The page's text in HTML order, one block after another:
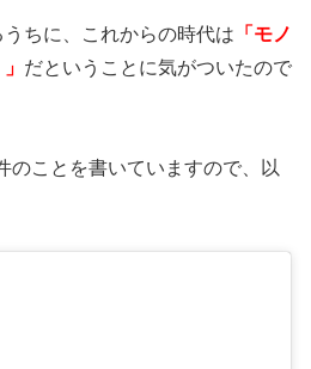
ちに、これからの時代は 「モノ
だということに気がついたので
のことを書いていますので、以